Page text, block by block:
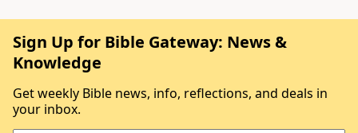
Sign Up for Bible Gateway: News &
Knowledge
Get weekly Bible news, info, reflections, and deals in
your inbox.